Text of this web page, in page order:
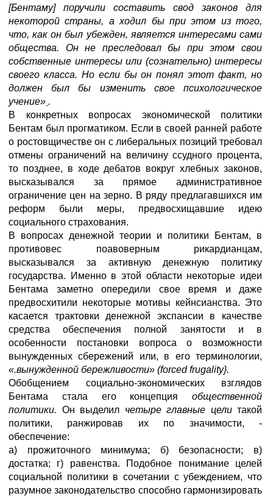
[Бентаму] поручили составить свод законов для
некоторой страны, а ходил бы при этом из того,
что, как он был убежден, является интересами сами
общества. Он не преследовал бы при этом свои
собственные интересы или (сознательно) интересы
своего класса. Но если бы он понял этот факт, но
должен был бы изменить свое психологическое
учение» .
В конкретных вопросах экономической политики
Бентам был прогматиком. Если в своей ранней работе
о ростовщичестве он с либеральных позиций требовал
отмены ограничений на величину ссудного процента,
то позднее, в ходе дебатов вокруг хлебных законов,
высказывался за прямое административное
ограничение цен на зерно. В ряду предлагавшихся им
реформ были меры, предвосхищавшие идею
социального страхования.
В вопросах денежной теории и политики Бентам, в
противовес поавоверным рикардианцам,
высказывался за активную денежную политику
государства. Именно в этой области некоторые идеи
Бентама заметно опередили свое время и даже
предвосхитили некоторые мотивы кейнсианства. Это
касается трактовки денежной экспансии в качестве
средства обеспечения полной занятости и в
особенности постановки вопроса о возможности
вынужденных сбережений или, в его терминологии,
«.вынужденной бережливости» (forced frugality}.
Обобщением социально-экономических взглядов
Бентама стала его концепция общественной
политики. Он выделил четыре главные целитакой
политики, ранжировав их по значимости, -
обеспечение:
а) прожиточного минимума; б) безопасности; в)
достатка; г) равенства. Подобное понимание целей
социальной политики в сочетании с убеждением, что
разумное законодательство способно гармонизировать